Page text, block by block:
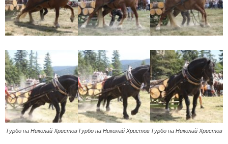
Турбо на Николай ХристовТурбо на Николай Христов Турбо на Николай Христов